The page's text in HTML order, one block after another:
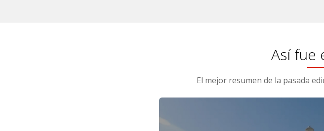
Así fue
El mejor resumen de la pasada